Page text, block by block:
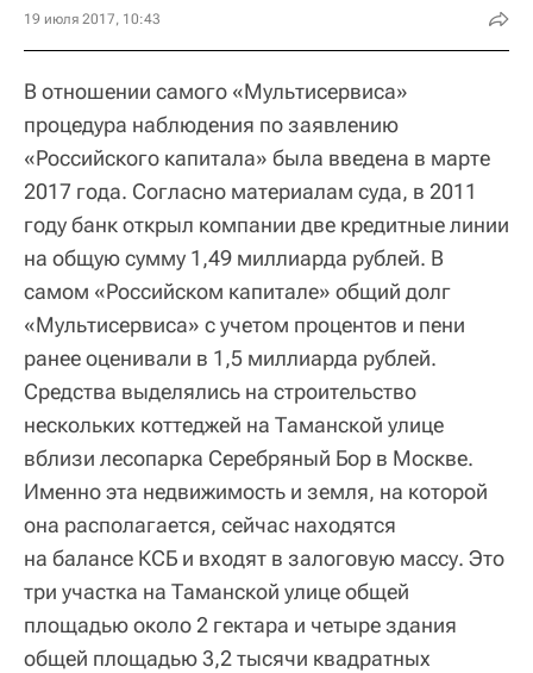
19 июля 2017, 10:43
В отношении самого «Мультисервиса»
процедура наблюдения по заявлению
«Российского капитала» была введена в марте
2017 года. Согласно материалам суда, в 2011
году банк открыл компании две кредитные линии
на общую сумму 1,49 миллиарда рублей. В
самом «Российском капитале» общий долг
«Мультисервиса» с учетом процентов и пени
ранее оценивали в 1,5 миллиарда рублей.
Средства выделялись на строительство
нескольких коттеджей на Таманской улице
вблизи лесопарка Серебряный Бор в Москве.
Именно эта недвижимость и земля, на которой
она располагается, сейчас находятся
на балансе КСБ и входят в залоговую массу. Это
три участка на Таманской улице общей
площадью около 2 гектара и четыре здания
общей площадью 3,2 тысячи квадратных